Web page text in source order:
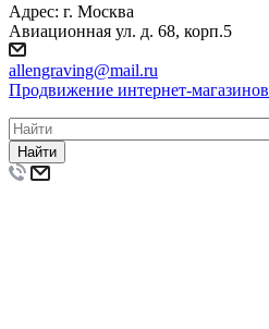
Адрес: г. Москва
Авиационная ул. д. 68, корп.5
allengraving@mail.ru
Продвижение интернет-магазинов
Найти